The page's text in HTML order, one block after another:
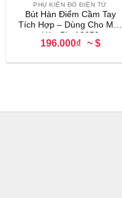
PHỤ KIỆN ĐỒ ĐIỆN TỬ
Bút Hàn Điểm Cầm Tay
Tích Hợp – Dùng Cho Máy
Hàn Pin 18650
196.000₫ ~ $